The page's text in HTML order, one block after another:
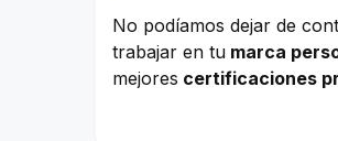
No podíamos dejar de
trabajar en tu marca
mejores certificaciones